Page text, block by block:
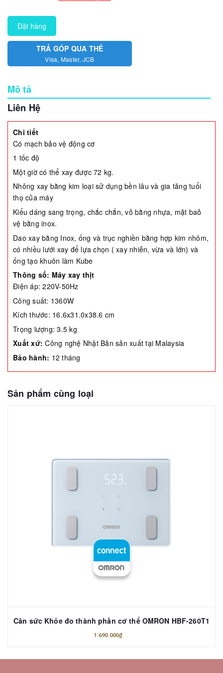
Đặt hàng
TRẢ GÓP QUA THẺ
Visa, Master, JCB
Mô tả
Liên Hệ
Chi tiết
Có mạch bảo vệ động cơ
1 tốc độ
Một giờ có thể xay được 72 kg.
Nhông xay bằng kim loại sử dụng bền lâu và gia tăng tuổi
thọ của máy
Kiểu dáng sang trọng, chắc chắn, vỏ bằng nhựa, mặt baỏ
vệ bằng inox.
Dao xay bằng Inox, ống và trục nghiền bằng hợp kim nhôm,
có nhiều lưới xay để lựa chọn ( xay nhiễn, vừa và lớn) và
ống tạo khuôn làm Kube
Thông số: Máy xay thịt
Điện áp: 220V-50Hz
Công suất: 1360W
Kích thước: 16.6x31.0x38.6 cm
Trọng lượng: 3.5 kg
Xuất xứ: Công nghệ Nhật Bản sản xuất tại Malaysia
Bảo hành: 12 tháng
Sản phẩm cùng loại
Cân sức Khỏe đo thành phần cơ thể OMRON HBF-260T1
1.690.000₫